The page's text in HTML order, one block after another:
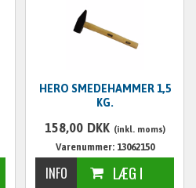
HERO SMEDEHAMMER 1,5
KG.
158,00 DKK (inkl. moms)
Varenummer: 13062150